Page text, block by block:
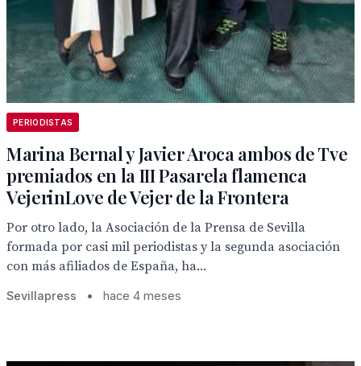
PERIODISTAS
Marina Bernal y Javier Aroca ambos de Tve
premiados en la III Pasarela flamenca
VejerinLove de Vejer de la Frontera
Por otro lado, la Asociación de la Prensa de Sevilla
formada por casi mil periodistas y la segunda asociación
con más afiliados de España, ha...
Sevillapress • hace 4 meses